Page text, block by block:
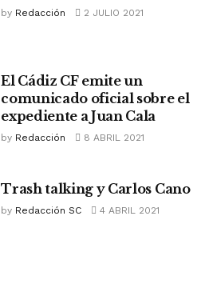
by Redacción 2 JULIO 2021
El Cádiz CF emite un
comunicado oficial sobre el
expediente a Juan Cala
by Redacción 8 ABRIL 2021
Trash talking y Carlos Cano
by Redacción SC 4 ABRIL 2021